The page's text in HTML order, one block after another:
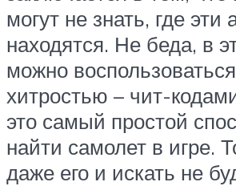
могут не знать, где эти
находятся. Не беда, в
можно
хитростью – чит-
это самый простой
найти самолет в игре.
даже его и искать не